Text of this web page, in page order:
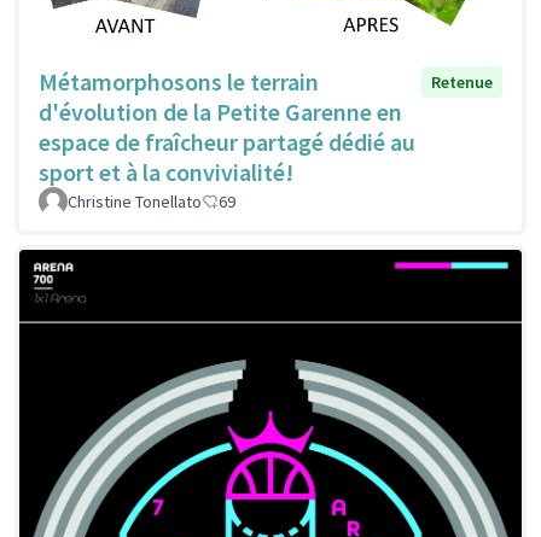
Métamorphosons le terrain
d'évolution de la Petite Garenne en
espace de fraîcheur partagé dédié au
sport et à la convivialité!
Retenue
Christine Tonellato 69